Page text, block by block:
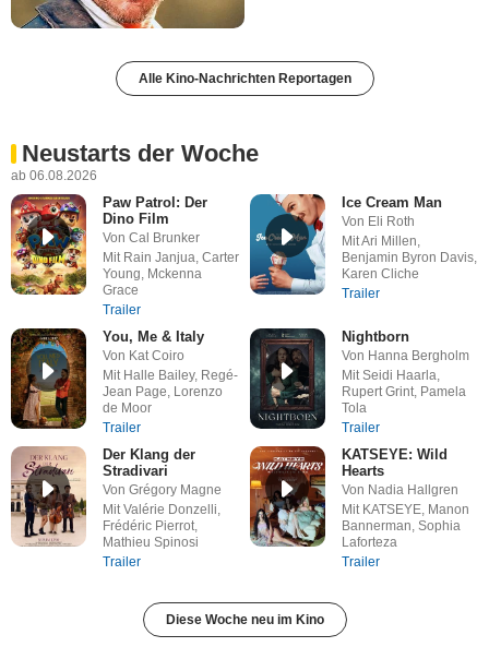
Alle Kino-Nachrichten Reportagen
Neustarts der Woche
ab 06.08.2026
Paw Patrol: Der
Dino Film
Von Cal Brunker
Mit Rain Janjua, Carter
Young, Mckenna
Grace
Trailer
Ice Cream Man
Von Eli Roth
Mit Ari Millen,
Benjamin Byron Davis,
Karen Cliche
Trailer
You, Me & Italy
Von Kat Coiro
Mit Halle Bailey, Regé-
Jean Page, Lorenzo
de Moor
Trailer
Nightborn
Von Hanna Bergholm
Mit Seidi Haarla,
Rupert Grint, Pamela
Tola
Trailer
Der Klang der
Stradivari
Von Grégory Magne
Mit Valérie Donzelli,
Frédéric Pierrot,
Mathieu Spinosi
Trailer
KATSEYE: Wild
Hearts
Von Nadia Hallgren
Mit KATSEYE, Manon
Bannerman, Sophia
Laforteza
Trailer
Diese Woche neu im Kino